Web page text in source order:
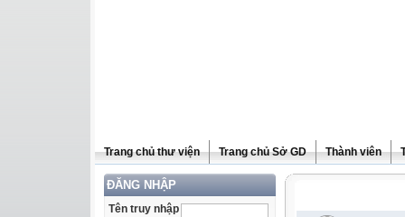
Trang chủ thư viện Trang chủ Sở GD Thành viên
ĐĂNG NHẬP
Tên truy nhập